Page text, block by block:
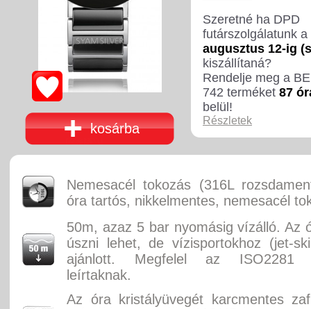
Szeretné ha DPD
futárszolgálatunk a
augusztus 12-ig
kiszállítaná?
Rendelje meg a
742 terméket 87
belül!
Részletek
kosárba
Nemesacél tokozás (316L
óra tartós, nikkelmentes, nemesacél
50m, azaz 5 bar nyomásig vízálló. Az
úszni lehet, de vízisportokhoz (jet-
ajánlott. Megfelel az ISO2281
leírtaknak.
Az óra kristályüvegét karcmentes